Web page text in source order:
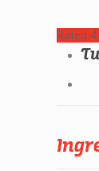
Rated